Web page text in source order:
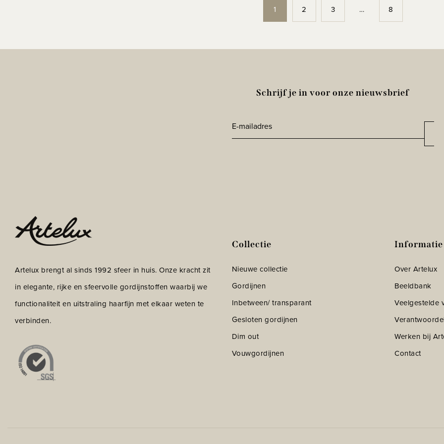
1 2 3 … 8
Schrijf je in voor onze nieuwsbrief
mailadres
Artelux brengt al sinds 1992 sfeer in huis. Onze kracht zit
in elegante, rijke en sfeervolle gordijnstoffen waarbij we
functionaliteit en uitstraling haarfijn met elkaar weten te
verbinden.
Collectie
Nieuwe collectie
Gordijnen
Inbetween/ transparant
Gesloten gordijnen
Dim out
Vouwgordijnen
Informatie
Over Artelux
Beeldbank
Veelgestelde
Werken bij
Contact